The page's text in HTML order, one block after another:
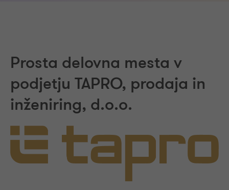
Prosta delovna mesta v
podjetju TAPRO, prodaja in
inženiring, d.o.o.